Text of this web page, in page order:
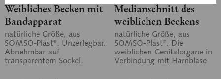
Weibliches Becken mit
Bandapparat
natürliche Größe, aus
SOMSO-Plast®. Unzerlegbar.
Abnehmbar auf
transparentem Sockel.
Medianschnitt des
weiblichen Beckens
natürliche Größe, aus
SOMSO-Plast®. Die
weiblichen Genitalorgane in
Verbindung mit Harnblase